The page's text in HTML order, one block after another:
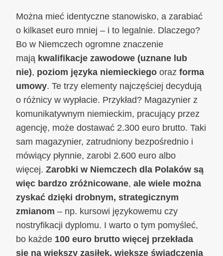
Można mieć identyczne stanowisko, a zarabiać
o kilkaset euro mniej – i to legalnie. Dlaczego?
Bo w Niemczech ogromne znaczenie
mają kwalifikacje zawodowe (uznane lub
nie), poziom języka niemieckiego oraz forma
umowy. Te trzy elementy najczęściej decydują
o różnicy w wypłacie. Przykład? Magazynier z
komunikatywnym niemieckim, pracujący przez
agencję, może dostawać 2.300 euro brutto. Taki
sam magazynier, zatrudniony bezpośrednio i
mówiący płynnie, zarobi 2.600 euro albo
więcej. Zarobki w Niemczech dla Polaków są
więc bardzo zróżnicowane, ale wiele można
zyskać dzięki drobnym, strategicznym
zmianom – np. kursowi językowemu czy
nostryfikacji dyplomu. I warto o tym pomyśleć,
bo każde 100 euro brutto więcej przekłada
się na większy zasiłek, większe świadczenia